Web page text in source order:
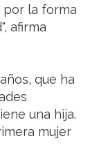
por la forma
afirma
que ha
una hija.
mujer